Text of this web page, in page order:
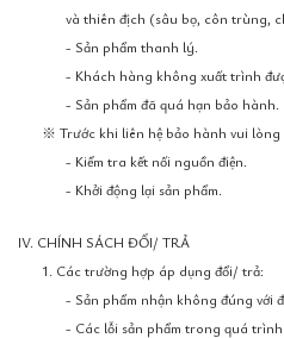
và thiên địch (sâu bọ, côn trùng,
- Sản phẩm thanh lý.
- Khách hàng không xuất trình
- Sản phẩm đã quá hạn bảo hành.
※ Trước khi liên hệ bảo hành vui
- Kiểm tra kết nối nguồn điện.
- Khởi động lại sản phẩm.
IV. CHÍNH SÁCH ĐỔI/ TRẢ
1. Các trường hợp áp dụng đổi/ trả:
- Sản phẩm nhận không đúng với
- Các lỗi sản phẩm trong quá trình